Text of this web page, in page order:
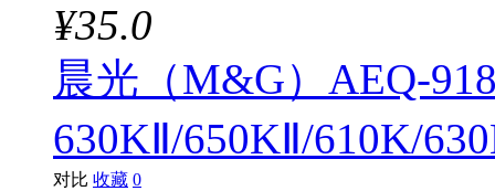
¥35.0
晨光（M&G）AEQ-
630KⅡ/650KⅡ/610K/
对比 收藏 0